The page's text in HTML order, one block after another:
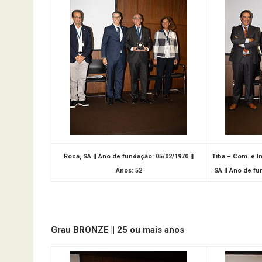
Roca, SA || Ano de fundação: 05/02/1970 ||
Anos: 52
Tiba – Com. e
SA || Ano de
Grau BRONZE || 25 ou mais anos